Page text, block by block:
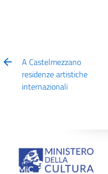
A Castelmezzano
residenze artistiche
internazionali